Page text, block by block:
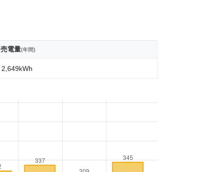
売電量(年間)
2,649kWh